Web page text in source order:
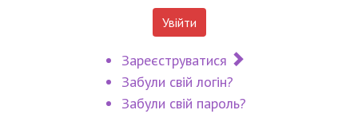
Увійти
Зареєструватися
Забули свій логін?
Забули свій пароль?